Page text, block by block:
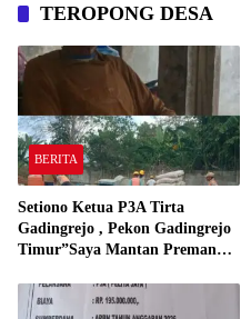
TEROPONG DESA
BERITA
Setiono Ketua P3A Tirta
Gadingrejo , Pekon Gadingrejo
Timur”Saya Mantan Preman
Gadingrejo Tahun 2000″